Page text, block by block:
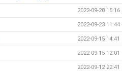
2022-09-28 15:16
2022-09-23 11:44
2022-09-15 14:41
2022-09-15 12:01
2022-09-12 22:41